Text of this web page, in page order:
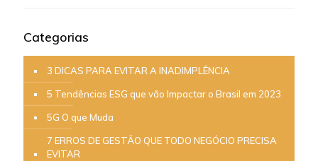
Categorias
3 DICAS PARA EVITAR A INADIMPLÊNCIA
5 Tendências ESG que vão Impactar o Brasil em 2023
5G O que Muda
7 ERROS DE GESTÃO QUE TODO NEGÓCIO PRECISA
EVITAR